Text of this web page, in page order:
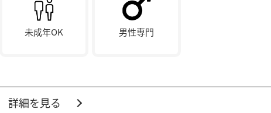
未成年OK 男性専門
詳細を見る